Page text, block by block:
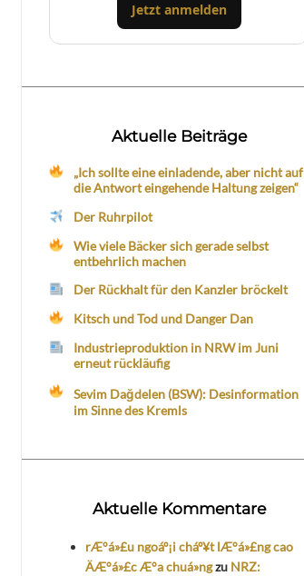
Jetzt anmelden
Aktuelle Beiträge
„Ich sollte eine einladende, aber nicht auf
die Antwort eingehende Haltung zeigen“
Der Ruhrpilot
Wie viele Bäcker sich gerade selbst
entbehrlich machen
Der Rückhalt für den Kanzler bröckelt
Kitsch und Tod und Danger Dan
Industrieproduktion in NRW im Juni
erneut rückläufig
Sevim Dağdelen (BSW): Desinformation
im Sinne des Kremls
Aktuelle Kommentare
rÆ°á»£u ngoáº¡i cháº¥t lÆ°á»£ng cao
ÄÆ°á»£c Æ°a chuá»ngzu NRZ: